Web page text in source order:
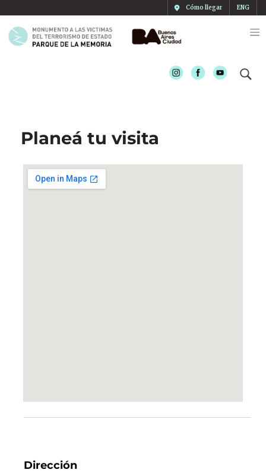
Cómo llegar ENG
InstagramFacebookYoutube
Planeá tu visita
Dirección